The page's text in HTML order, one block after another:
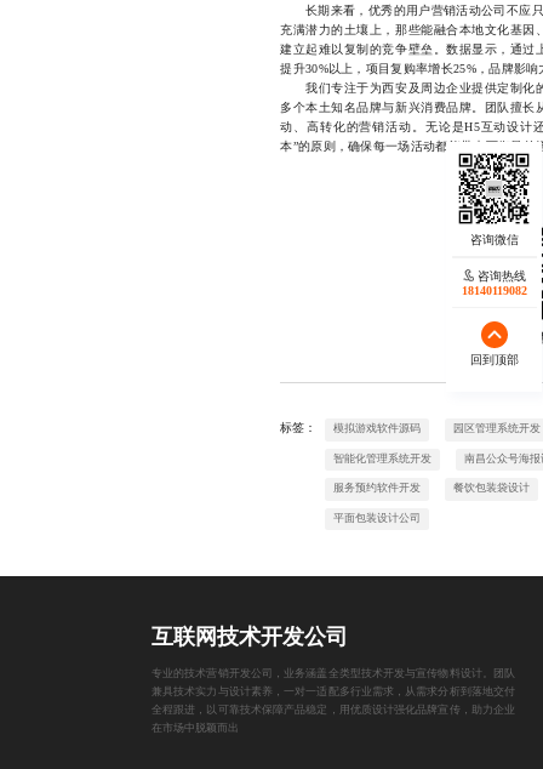
长期来看，优秀的用户营销活动公司不应只
充满潜力的土壤上，那些能融合本地文化基
建立起难以复制的竞争壁垒。数据显示，通
提升30%以上，项目复购率增长25%，品牌影
我们专注于为西安及周边企业提供定制化
多个本土知名品牌与新兴消费品牌。团队擅
动、高转化的营销活动。无论是H5互动设计
本”的原则，确保每一场活动都能带来可衡量的
欢
标签： 模拟游戏软件源码 园区管理系统开发
智能化管理系统开发 南昌公众号海
服务预约软件开发 餐饮包装袋设计
平面包装设计公司
咨询热线
18140119082
回到顶部
互联网技术开发公司
专业的技术营销开发公司，业务涵盖全类型技术开发与宣传物料设计。团队
兼具技术实力与设计素养，一对一适配多行业需求，从需求分析到落地交付
全程跟进，以可靠技术保障产品稳定，用优质设计强化品牌宣传，助力企业
在市场中脱颖而出